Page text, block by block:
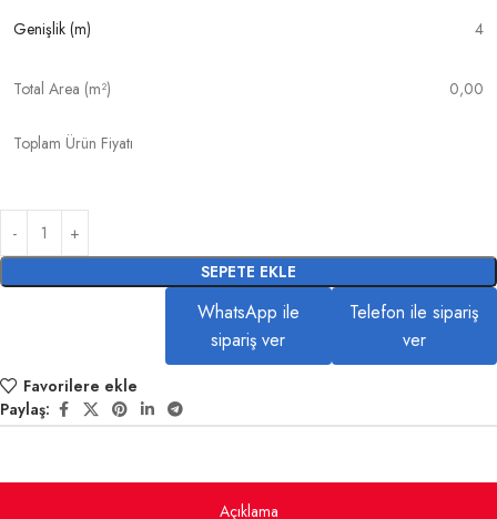
Genişlik (m) 4
Total Area (m²) 0,00
Toplam Ürün Fiyatı
SEPETE EKLE
WhatsApp ile
sipariş ver
Telefon ile sipariş
ver
Favorilere ekle
Paylaş:
Açıklama